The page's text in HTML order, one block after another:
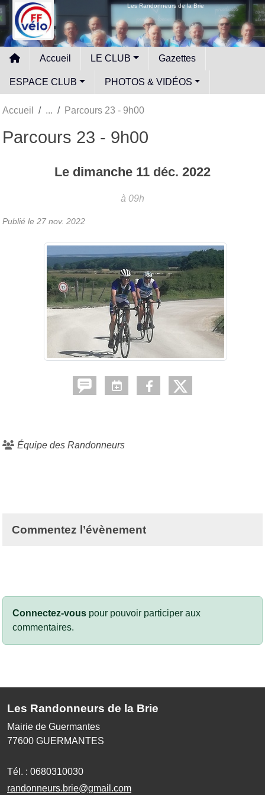
Les Randonneurs de la Brie
Accueil LE CLUB Gazettes
ESPACE CLUB PHOTOS & VIDÉOS
Accueil Parcours 23 - 9h00
Parcours 23 - 9h00
Le dimanche 11 déc. 2022
à 09h
Publié le 27 nov. 2022
Équipe des Randonneurs
Commentez l’évènement
Connectez-vous pour pouvoir participer aux
commentaires.
Les Randonneurs de la Brie
Mairie de Guermantes
77600 GUERMANTES
Tél. : 0680310030
randonneurs.brie@gmail.com
Panneau de gestion des cookies